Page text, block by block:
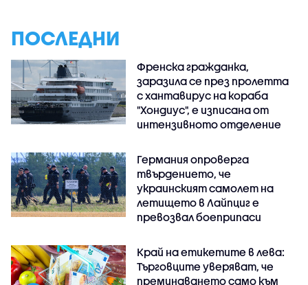
ПОСЛЕДНИ
Френска гражданка,
заразила се през пролетта
с хантавирус на кораба
"Хондиус", е изписана от
интензивното отделение
Германия опроверга
твърдението, че
украинският самолет на
летището в Лайпциг е
превозвал боеприпаси
Край на етикетите в лева:
Търговците уверяват, че
преминаването само към